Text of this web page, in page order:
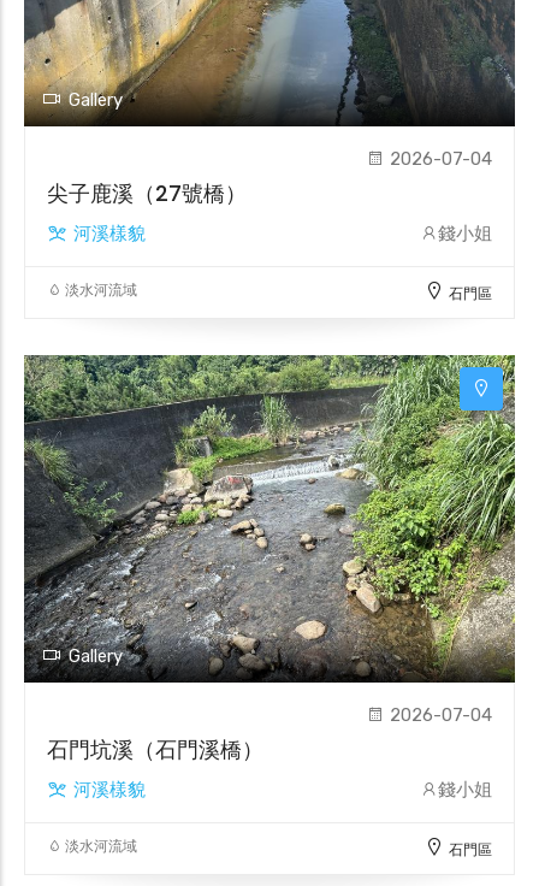
Gallery
2026-07-04
尖子鹿溪（27號橋）
河溪樣貌 錢小姐
石門區
淡水河流域
Gallery
2026-07-04
石門坑溪（石門溪橋）
河溪樣貌 錢小姐
石門區
淡水河流域